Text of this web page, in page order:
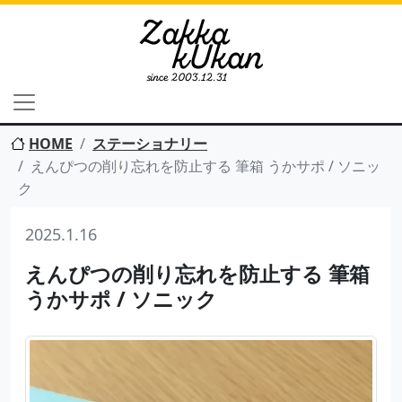
HOME
ステーショナリー
えんぴつの削り忘れを防止する 筆箱 うかサポ / ソニッ
ク
2025.1.16
えんぴつの削り忘れを防止する 筆箱
うかサポ / ソニック